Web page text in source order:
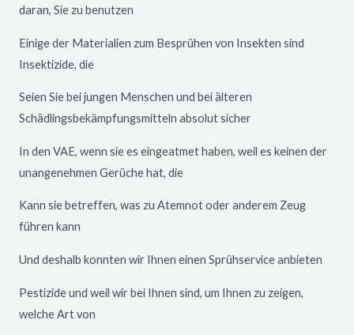
daran, Sie zu benutzen
Einige der Materialien zum Besprühen von Insekten sind
Insektizide, die
Seien Sie bei jungen Menschen und bei älteren
Schädlingsbekämpfungsmitteln absolut sicher
In den VAE, wenn sie es eingeatmet haben, weil es keinen der
unangenehmen Gerüche hat, die
Kann sie betreffen, was zu Atemnot oder anderem Zeug
führen kann
Und deshalb konnten wir Ihnen einen Sprühservice anbieten
Pestizide und weil wir bei Ihnen sind, um Ihnen zu zeigen,
welche Art von